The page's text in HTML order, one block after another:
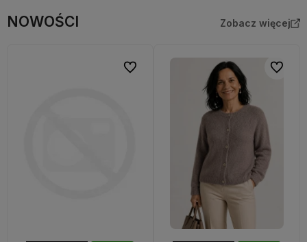
NOWOŚCI Zobacz więcej
Do ulubionych Do